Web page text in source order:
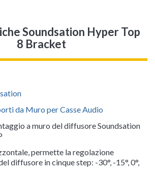
Soundsation Hyper Top
8 Bracket
da Muro per Casse Audio
a muro del diffusore Soundsation
permette la regolazione
diffusore in cinque step: -30°, -15°, 0°,